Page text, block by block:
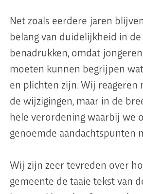
Net zoals eerdere jaren
belang van duidelijkheid in
benadrukken, omdat
moeten kunnen begrijpen
en plichten zijn. Wij reageren
de wijzigingen, maar in de
hele verordening waarbij we
genoemde aandachtspunten
Wij zijn zeer tevreden over
gemeente de taaie tekst van